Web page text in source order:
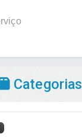
Categorias